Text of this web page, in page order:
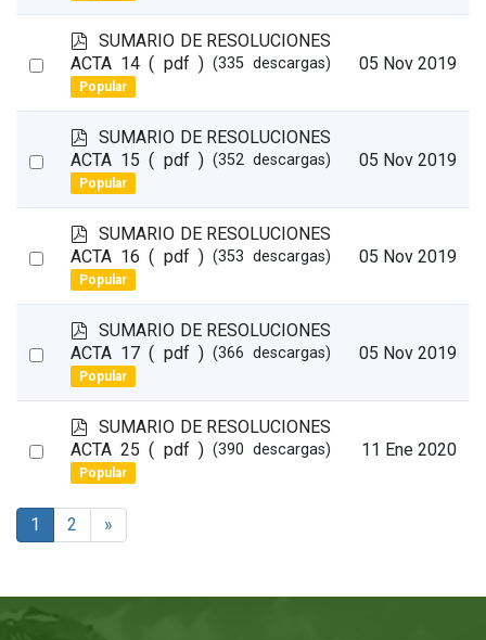
Select
p
d
f
SUMARIO DE RESOLUCIONES
ACTA 14 ( pdf ) (335 descargas)
Popular
05 Nov 2019
Select
p
d
f
SUMARIO DE RESOLUCIONES
ACTA 15 ( pdf ) (352 descargas)
Popular
05 Nov 2019
Select
p
d
f
SUMARIO DE RESOLUCIONES
ACTA 16 ( pdf ) (353 descargas)
Popular
05 Nov 2019
Select
p
d
f
SUMARIO DE RESOLUCIONES
ACTA 17 ( pdf ) (366 descargas)
Popular
05 Nov 2019
Select
item
p
d
f
SUMARIO DE RESOLUCIONES
ACTA 25 ( pdf ) (390 descargas)
Popular
11 Ene 2020
1 2 »